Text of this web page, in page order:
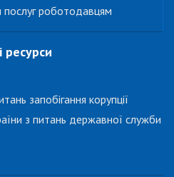
роботодавцям
ресурси
запобігання корупції
з питань державної служби